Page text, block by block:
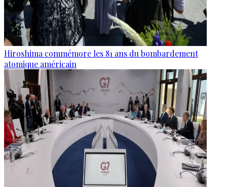
Hiroshima commémore les 81 ans du bombardement
atomique américain